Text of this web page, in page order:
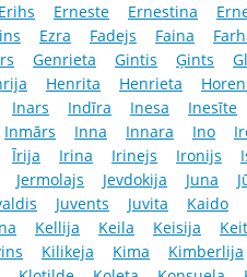
Erihs Erneste Ernestina
Ezra Fadejs Faina
Genrieta Gintis Ģints
Henrita Henrieta
Inars Indīra Inesa Inesīte
Inmārs Inna Innara Ino
Īrija Irina Irinejs Ironijs
Jermolajs Jevdokija Juna
Juvents Juvita Kaido
Kellija Keila Keisija
Kilikeja Kima Kimberlija